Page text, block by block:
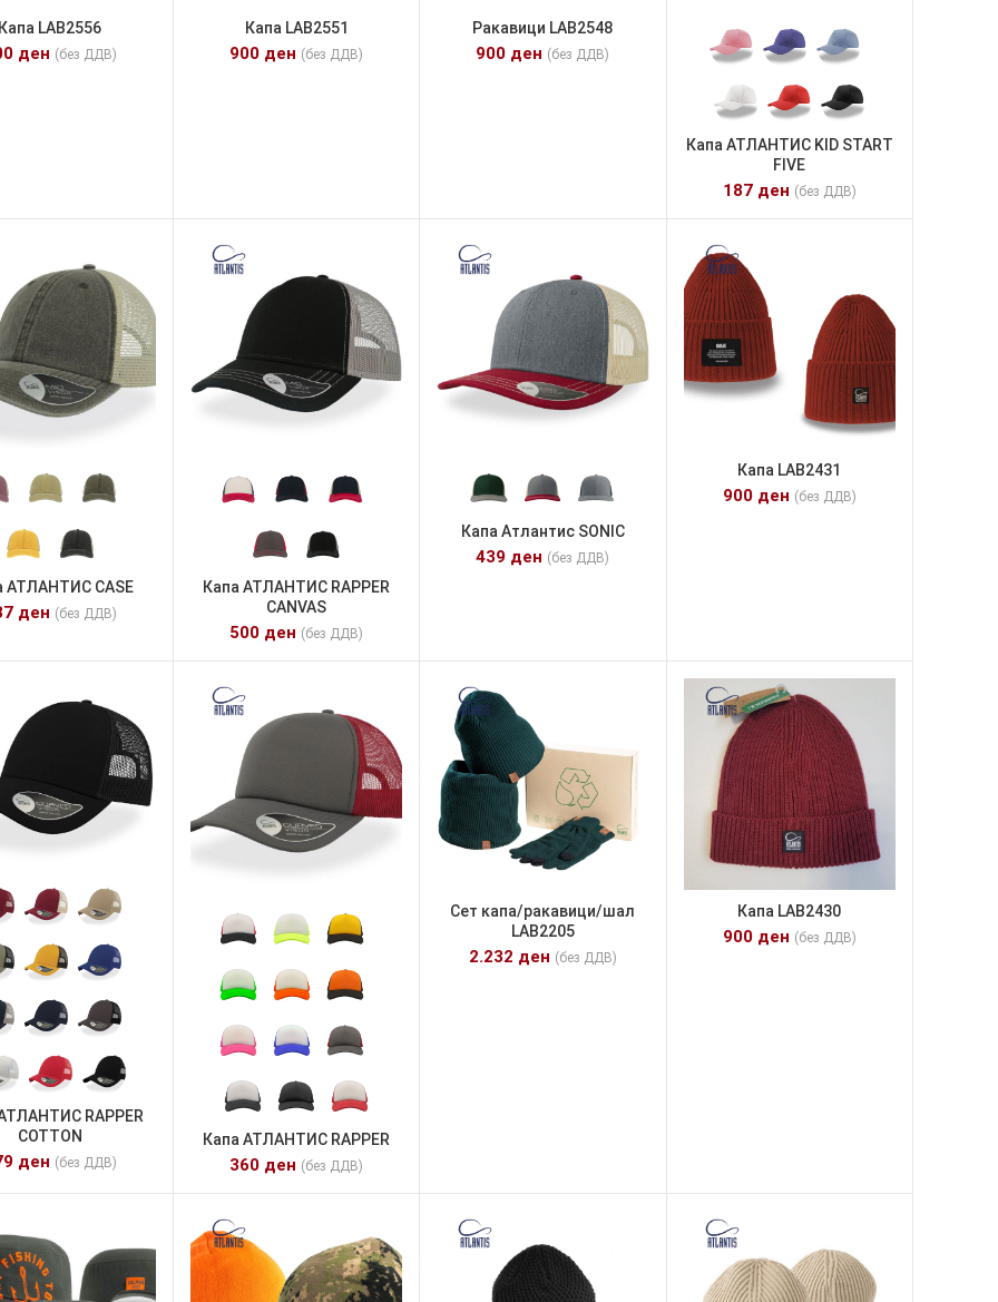
LAB2556
ден (без ДДВ)
Капа LAB2551
900 ден (без ДДВ)
Ракавици LAB2548
900 ден (без ДДВ)
Капа АТЛАНТИС KID START
FIVE
187 ден (без ДДВ)
АТЛАНТИС CASE
ден (без ДДВ)
Капа АТЛАНТИС RAPPER
CANVAS
500 ден (без ДДВ)
Капа Атлантис SONIC
439 ден (без ДДВ)
Капа LAB2431
900 ден (без ДДВ)
RAPPER
COTTON
ден (без ДДВ)
Капа АТЛАНТИС RAPPER
360 ден (без ДДВ)
Сет капа/ракавици/шал
LAB2205
2.232 ден (без ДДВ)
Капа LAB2430
900 ден (без ДДВ)